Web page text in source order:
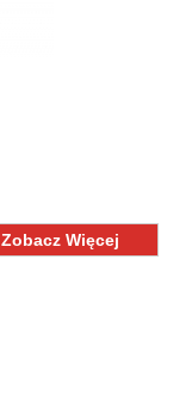
Zobacz Więcej